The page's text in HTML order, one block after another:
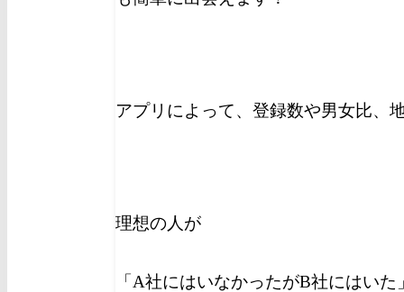
アプリによって、登録数や男女比、
理想の人が
「A社にはいなかったがB社にはいた